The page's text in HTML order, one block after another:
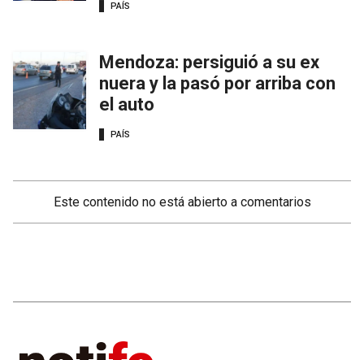
PAÍS
Mendoza: persiguió a su ex
nuera y la pasó por arriba con
el auto
PAÍS
Este contenido no está abierto a comentarios